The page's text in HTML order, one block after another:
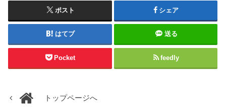
ポスト シェア
はてブ 送る
Pocket feedly
トップページへ